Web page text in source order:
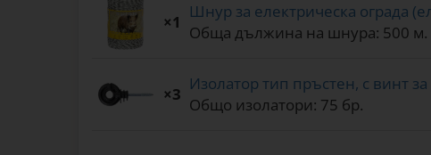
×1
Шнур за електрическа ограда
Обща дължина на шнура: 500 м.
×3
Изолатор тип пръстен, с винт
Общо изолатори: 75 бр.